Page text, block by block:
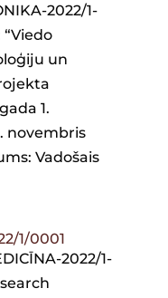
2022/1-
un
1.
novembris
Vadošais
1/0001
2022/1-